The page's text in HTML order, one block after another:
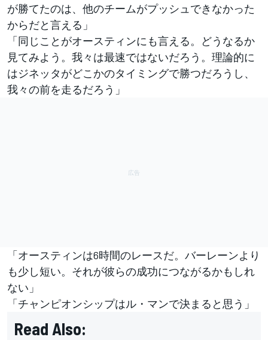
が勝てたのは、他のチームがプッシュできなかった
からだと言える」
「同じことがオースティンにも言える。どうなるか
見てみよう。我々は最速ではないだろう。理論的に
はジネッタがどこかのタイミングで勝つだろうし、
我々の前を走るだろう」
「オースティンは6時間のレースだ。バーレーンより
も少し短い。それが彼らの成功につながるかもしれ
ない」
「チャンピオンシップはル・マンで決まると思う」
Read Also: